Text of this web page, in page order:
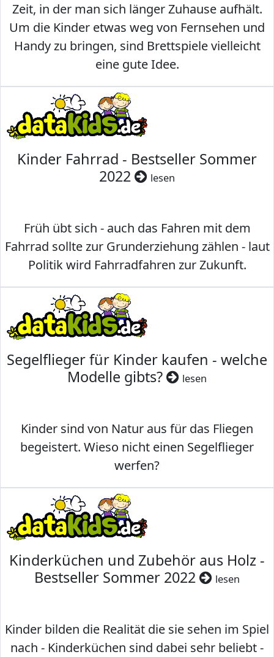
Zeit, in der man sich länger Zuhause aufhält.
Um die Kinder etwas weg von Fernsehen und
Handy zu bringen, sind Brettspiele vielleicht
eine gute Idee.
Kinder Fahrrad - Bestseller Sommer
2022
lesen
Früh übt sich - auch das Fahren mit dem
Fahrrad sollte zur Grunderziehung zählen - laut
Politik wird Fahrradfahren zur Zukunft.
Segelflieger für Kinder kaufen - welche
Modelle gibts?
lesen
Kinder sind von Natur aus für das Fliegen
begeistert. Wieso nicht einen Segelflieger
werfen?
Kinderküchen und Zubehör aus Holz -
Bestseller Sommer 2022
lesen
Kinder bilden die Realität die sie sehen im Spiel
nach - Kinderküchen sind dabei sehr beliebt -